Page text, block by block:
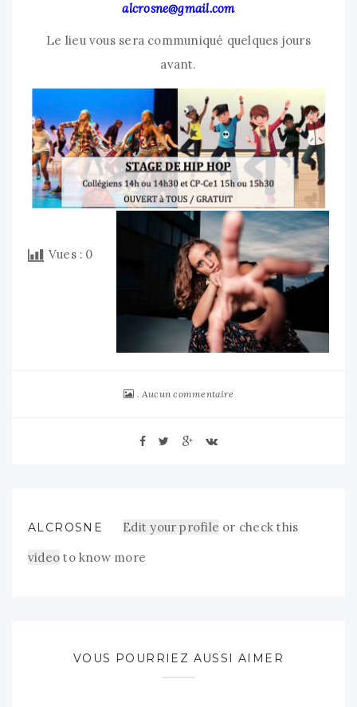
alcrosne@gmail.com
Le lieu vous sera communiqué quelques jours
avant.
Vues : 0
Aucun commentaire
ALCROSNE Edit your profile or check this
video to know more
VOUS POURRIEZ AUSSI AIMER